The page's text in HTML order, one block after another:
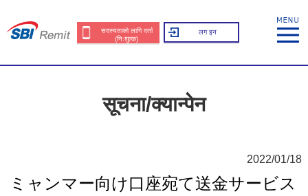
सदस्यताको लागि दर्ता
(नि:शुल्क)
लग इन
सूचना/क्यान्पेन
2022/01/18
ミャンマー向け口座宛て送金サービス